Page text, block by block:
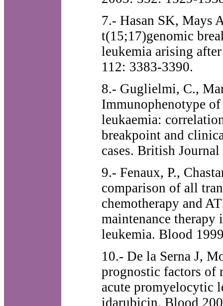
7.- Hasan SK, Mays
t(15;17)genomic
leukemia arising
112: 3383-3390.
8.- Guglielmi, C.,
Immunophenotype
leukaemia:
breakpoint and
cases. British
9.- Fenaux, P.,
comparison of all
chemotherapy and
maintenance
leukemia. Blood
10.- De la Serna J,
prognostic factors of
acute promyelocytic
idarubicin. Blood